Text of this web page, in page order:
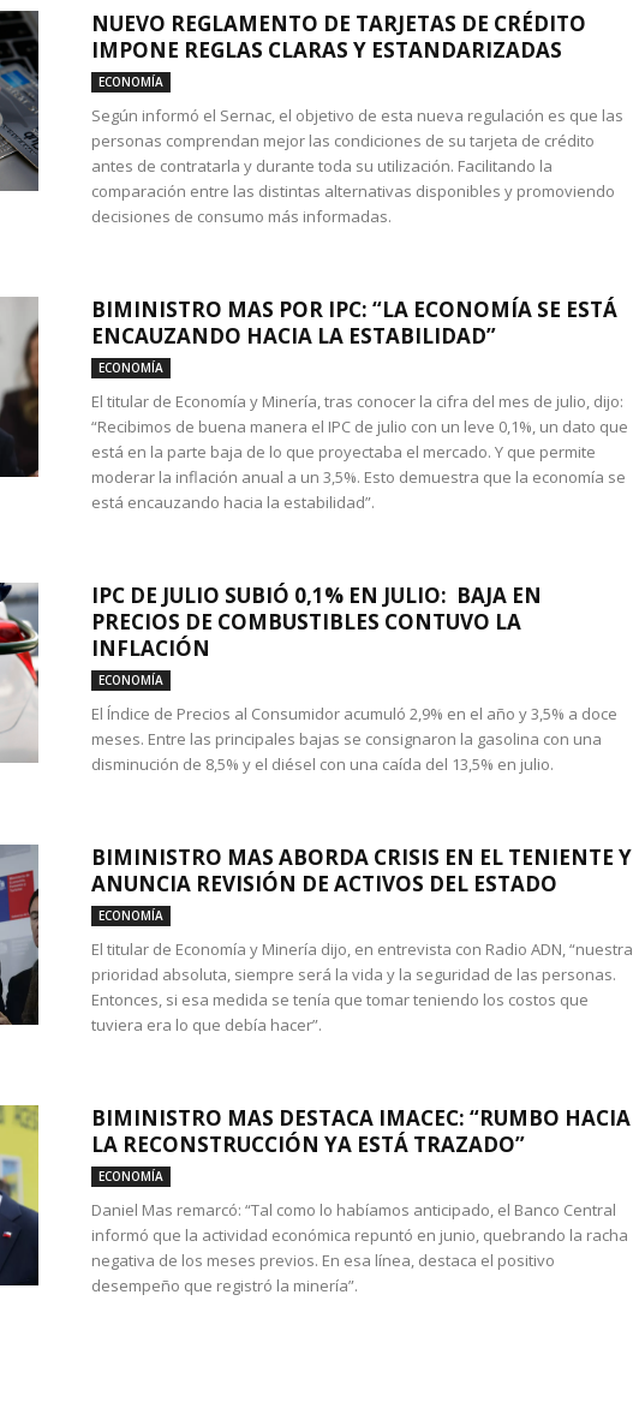
NUEVO REGLAMENTO DE TARJETAS DE CRÉDITO
IMPONE REGLAS CLARAS Y ESTANDARIZADAS
ECONOMÍA
Según informó el Sernac, el objetivo de esta nueva regulación es que las
personas comprendan mejor las condiciones de su tarjeta de crédito
antes de contratarla y durante toda su utilización. Facilitando la
comparación entre las distintas alternativas disponibles y promoviendo
decisiones de consumo más informadas.
BIMINISTRO MAS POR IPC: “LA ECONOMÍA SE ESTÁ
ENCAUZANDO HACIA LA ESTABILIDAD”
ECONOMÍA
El titular de Economía y Minería, tras conocer la cifra del mes de julio, dijo:
“Recibimos de buena manera el IPC de julio con un leve 0,1%, un dato que
está en la parte baja de lo que proyectaba el mercado. Y que permite
moderar la inflación anual a un 3,5%. Esto demuestra que la economía se
está encauzando hacia la estabilidad”.
IPC DE JULIO SUBIÓ 0,1% EN JULIO: BAJA EN
PRECIOS DE COMBUSTIBLES CONTUVO LA
INFLACIÓN
ECONOMÍA
El Índice de Precios al Consumidor acumuló 2,9% en el año y 3,5% a doce
meses. Entre las principales bajas se consignaron la gasolina con una
disminución de 8,5% y el diésel con una caída del 13,5% en julio.
BIMINISTRO MAS ABORDA CRISIS EN EL TENIENTE Y
ANUNCIA REVISIÓN DE ACTIVOS DEL ESTADO
ECONOMÍA
El titular de Economía y Minería dijo, en entrevista con Radio ADN, “nuestra
prioridad absoluta, siempre será la vida y la seguridad de las personas.
Entonces, si esa medida se tenía que tomar teniendo los costos que
tuviera era lo que debía hacer”.
BIMINISTRO MAS DESTACA IMACEC: “RUMBO HACIA
LA RECONSTRUCCIÓN YA ESTÁ TRAZADO”
ECONOMÍA
Daniel Mas remarcó: “Tal como lo habíamos anticipado, el Banco Central
informó que la actividad económica repuntó en junio, quebrando la racha
negativa de los meses previos. En esa línea, destaca el positivo
desempeño que registró la minería”.